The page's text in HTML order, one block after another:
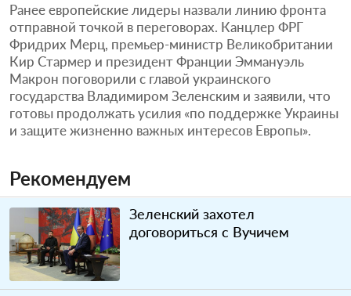
Ранее европейские лидеры назвали линию фронта
отправной точкой в переговорах. Канцлер ФРГ
Фридрих Мерц, премьер-министр Великобритании
Кир Стармер и президент Франции Эммануэль
Макрон поговорили с главой украинского
государства Владимиром Зеленским и заявили, что
готовы продолжать усилия «по поддержке Украины
и защите жизненно важных интересов Европы».
Рекомендуем
Зеленский захотел
договориться с Вучичем